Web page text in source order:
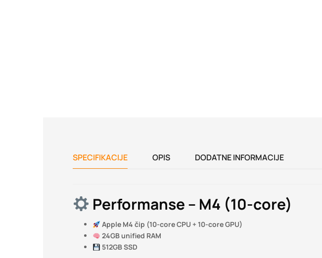
SPECIFIKACIJE OPIS DODATNE INFORMACIJE
Performanse – M4 (10-core)
Apple M4 čip (10-core CPU + 10-core GPU)
24GB unified RAM
512GB SSD